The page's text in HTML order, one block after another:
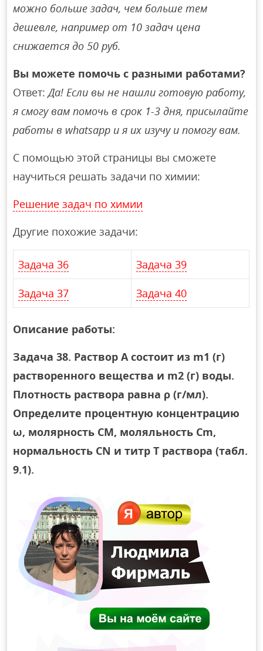
можно больше задач, чем больше тем
дешевле, например от 10 задач цена
снижается до 50 руб.
Вы можете помочь с разными работами?
Ответ:Да! Если вы не нашли готовую работу,
я смогу вам помочь в срок 1-3 дня, присылайте
работы в whatsapp и я их изучу и помогу вам.
С помощью этой страницы вы сможете
научиться решать задачи по химии:
Решение задач по химии
Другие похожие задачи:
Задача 36 Задача 39
Задача 37 Задача 40
Описание работы:
Задача 38. Раствор А состоит из m1 (г)
растворенного вещества и m2 (г) воды.
Плотность раствора равна ρ (г/мл).
Определите процентную концентрацию
ω, молярность CМ, моляльность Сm,
нормальность CN и титр T раствора (табл.
9.1).